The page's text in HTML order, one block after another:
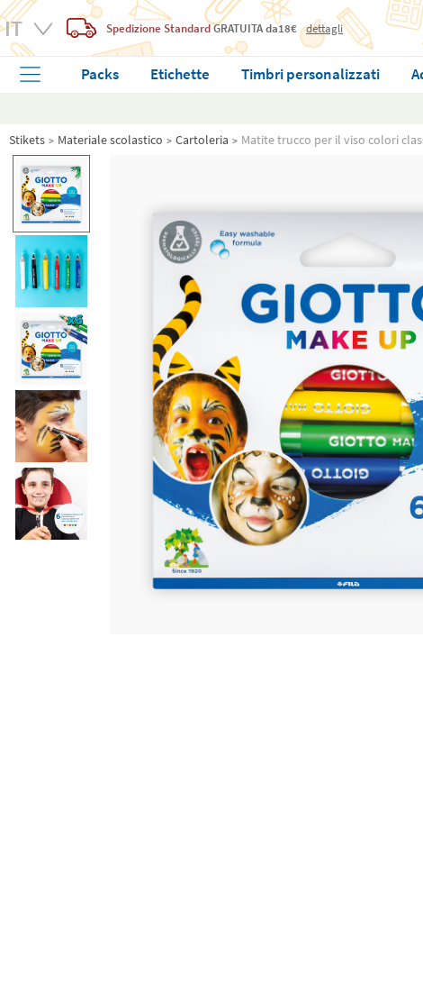
Spedizione StandardGRATUITAda18€ dettagli
Packs Etichette Timbri personalizzati
Stikets Materiale scolastico Cartoleria Matite trucco per il viso colori